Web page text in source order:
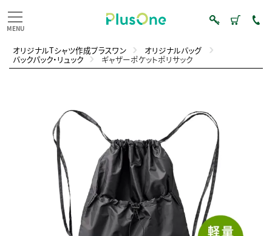
オリジナルTシャツ作成プラスワン オリジナルバッグ
バックパック・リュック ギャザーポケットポリサック